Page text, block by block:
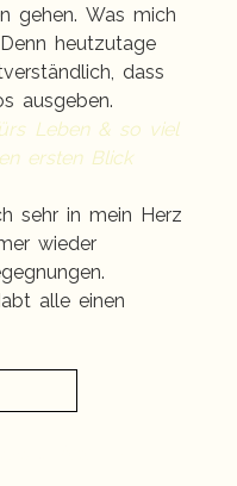
gehen. Was mich
heutzutage
dass
ausgeben.
Leben & so viel
ersten Blick
sehr in mein Herz
wieder
alle einen